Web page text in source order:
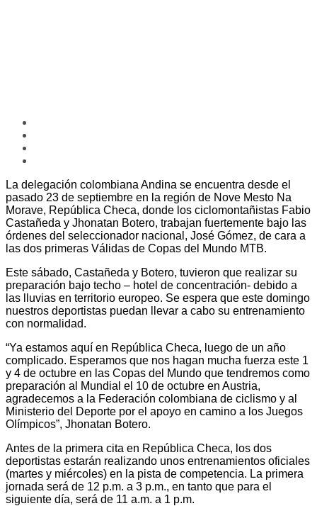
La delegación colombiana Andina se encuentra desde el
pasado 23 de septiembre en la región de Nove Mesto Na
Morave, República Checa, donde los ciclomontañistas Fabio
Castañeda y Jhonatan Botero, trabajan fuertemente bajo las
órdenes del seleccionador nacional, José Gómez, de cara a
las dos primeras Válidas de Copas del Mundo MTB.
Este sábado, Castañeda y Botero, tuvieron que realizar su
preparación bajo techo – hotel de concentración- debido a
las lluvias en territorio europeo. Se espera que este domingo
nuestros deportistas puedan llevar a cabo su entrenamiento
con normalidad.
“Ya estamos aquí en República Checa, luego de un año
complicado. Esperamos que nos hagan mucha fuerza este 1
y 4 de octubre en las Copas del Mundo que tendremos como
preparación al Mundial el 10 de octubre en Austria,
agradecemos a la Federación colombiana de ciclismo y al
Ministerio del Deporte por el apoyo en camino a los Juegos
Olímpicos”, Jhonatan Botero.
Antes de la primera cita en República Checa, los dos
deportistas estarán realizando unos entrenamientos oficiales
(martes y miércoles) en la pista de competencia. La primera
jornada será de 12 p.m. a 3 p.m., en tanto que para el
siguiente día, será de 11 a.m. a 1 p.m.